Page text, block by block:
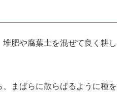
肥や腐葉土を混ぜて良く耕し
まばらに散らばるように種を